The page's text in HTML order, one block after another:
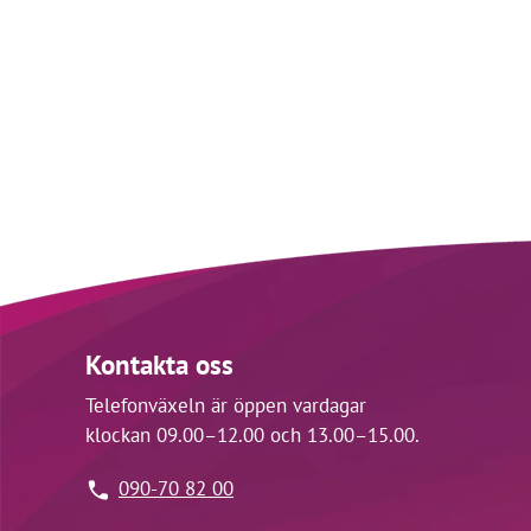
Kontakta oss
Telefonväxeln är öppen vardagar
klockan 09.00–12.00 och 13.00–15.00.
090-70 82 00